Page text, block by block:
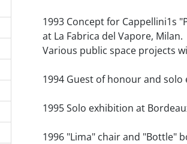
1993 Concept for Cappellini1s
at La Fabrica del Vapore, Milan.
Various public space projects
1994 Guest of honour and
1995 Solo exhibition at
1996 "Lima" chair and "Bottle"